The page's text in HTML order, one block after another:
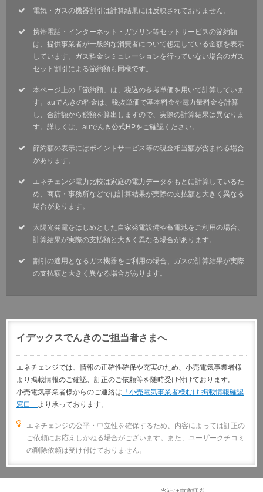
電気・ガスの機器割引は計算結果には反映されておりません。
携帯電話・インターネット・ガソリン等セットサービスの節約額
は、提供事業者が一般的な消費者について想定している金額を表示
しています。ガス料金シミュレーションを行っていない場合のガス
セット割引による節約額も同様です。
本ページ上の「節約額」は、税込の参考単価を用いて計算していま
す。auでんきの料金は、税抜単価で基本料金や電力量料金を計算
し、合計額から税額を算出しますので、実際の計算結果は異なりま
す。詳しくは、auでんき公式HPをご確認ください。
節約額の表示にはポイントサービス等の現金相当額が含まれる場合
があります。
エネチェンジ電力比較は家庭の電力データをもとに計算しているた
め、商店・事務所などでは計算結果が実際の支払額と大きく異なる
場合があります。
太陽光発電をはじめとした自家発電設備や蓄電池をご利用の場合、
計算結果が実際の支払額と大きく異なる場合があります。
割引の適用となるガス機器をご利用の場合、ガスの計算結果が実際
の支払額と大きく異なる場合があります。
イデックスでんきのご担当者さまへ
エネチェンジでは、情報の正確性確保や充実のため、小売電気事業者様
より掲載情報のご確認、訂正のご依頼等を随時受け付けております。
小売電気事業者様からのご連絡は 「小売電気事業者様むけ 掲載情報確認
窓口」 より承っております。
エネチェンジの公平・中立性を確保するため、内容によっては訂正の
ご依頼にお応えしかねる場合がございます。また、ユーザークチコミ
の削除依頼は受け付けておりません。